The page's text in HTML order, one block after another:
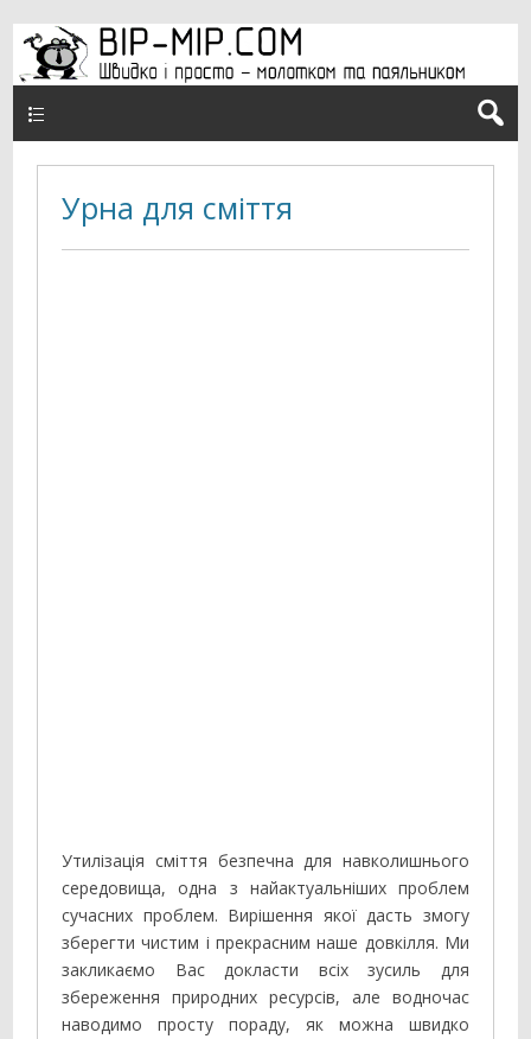
Урна для сміття
Утилізація сміття безпечна для навколишнього
середовища, одна з найактуальніших проблем
сучасних проблем. Вирішення якої дасть змогу
зберегти чистим і прекрасним наше довкілля. Ми
закликаємо Вас докласти всіх зусиль для
збереження природних ресурсів, але водночас
наводимо просту пораду, як можна швидко